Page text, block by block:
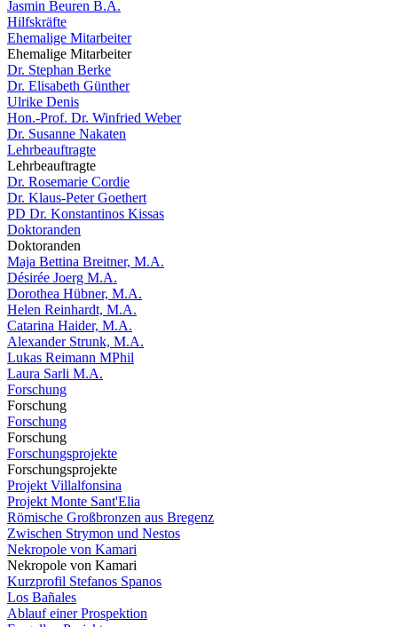
Jasmin Beuren B.A.
Hilfskräfte
Ehemalige Mitarbeiter
Ehemalige Mitarbeiter
Dr. Stephan Berke
Dr. Elisabeth Günther
Ulrike Denis
Hon.-Prof. Dr. Winfried Weber
Dr. Susanne Nakaten
Lehrbeauftragte
Lehrbeauftragte
Dr. Rosemarie Cordie
Dr. Klaus-Peter Goethert
PD Dr. Konstantinos Kissas
Doktoranden
Doktoranden
Maja Bettina Breitner, M.A.
Désirée Joerg M.A.
Dorothea Hübner, M.A.
Helen Reinhardt, M.A.
Catarina Haider, M.A.
Alexander Strunk, M.A.
Lukas Reimann MPhil
Laura Sarli M.A.
Forschung
Forschung
Forschung
Forschung
Forschungsprojekte
Forschungsprojekte
Projekt Villalfonsina
Projekt Monte Sant'Elia
Römische Großbronzen aus Bregenz
Zwischen Strymon und Nestos
Nekropole von Kamari
Nekropole von Kamari
Kurzprofil Stefanos Spanos
Los Bañales
Ablauf einer Prospektion